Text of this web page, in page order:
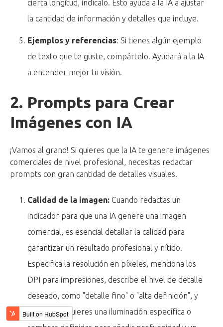
cierta longitud, indícalo. Esto ayuda a la IA a ajustar
la cantidad de información y detalles que incluye.
Ejemplos y referencias: Si tienes algún ejemplo
de texto que te guste, compártelo. Ayudará a la IA
a entender mejor tu visión.
2. Prompts para Crear
Imágenes con IA
¡Vamos al grano! Si quieres que la IA te genere imágenes
comerciales de nivel profesional, necesitas redactar
prompts con gran cantidad de detalles visuales.
Calidad de la imagen: Cuando redactas un
indicador para que una IA genere una imagen
comercial, es esencial detallar la calidad para
garantizar un resultado profesional y nítido.
Especifica la resolución en píxeles, menciona los
DPI para impresiones, describe el nivel de detalle
deseado, como "detalle fino" o "alta definición", y
señala si requieres una iluminación específica o